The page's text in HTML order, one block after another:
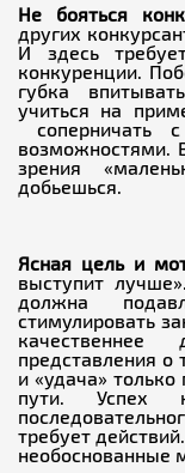
Не бояться
других
И здесь
конкуренции.
губка
учиться на
соперничать
возможностями.
зрения
добьешься.
Ясная цель и
выступит
должна
стимулировать
представления о
и «удача»
пути. Успех
требует
необоснованные